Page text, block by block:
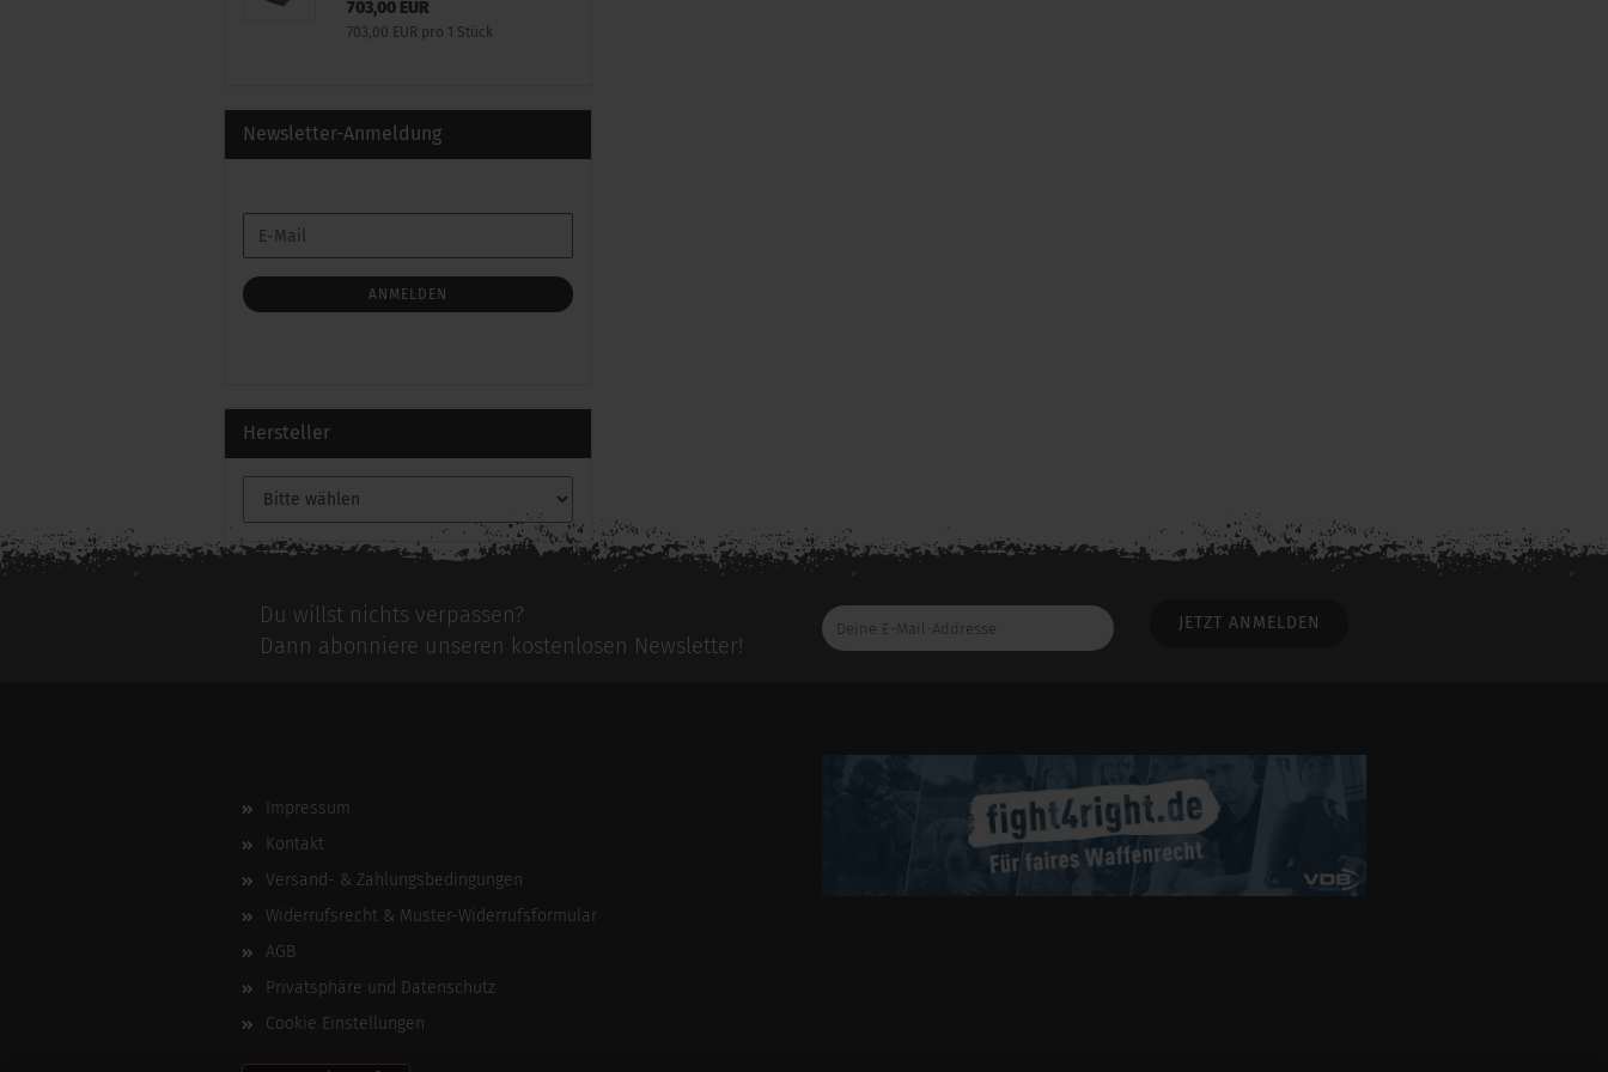
703,00 EUR
703,00 EUR pro 1 Stück
Newsletter-Anmeldung
ZUR
ANMELDUNG
E-
Mail
ANMELDEN
Hersteller
Du willst nichts verpassen?
Dann abonniere unseren kostenlosen Newsletter!
Deine
E-
Impressum
Kontakt
Versand- & Zahlungsbedingungen
Widerrufsrecht & Muster-Widerrufsformular
AGB
Privatsphäre und Datenschutz
Cookie Einstellungen